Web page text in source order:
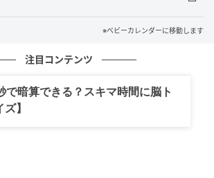
リケートゾーンのかゆみから逃れた
に働いていた友だちに解決策を相
も前に同じようなことがあった！ こ
に使える塗り薬を教えてくれたので
※ベビーカレンダーに移動します
注目コンテンツ
で暗算できる？スキマ時間に脳ト
】